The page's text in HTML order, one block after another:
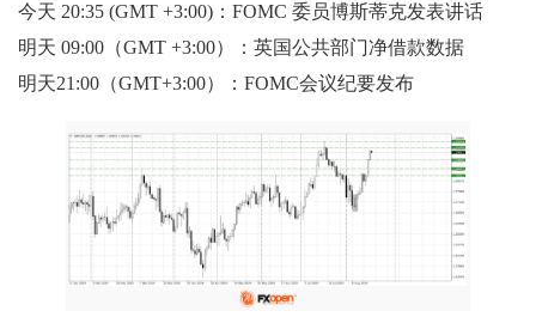
今天 20:35 (GMT +3:00)：FOMC 委员博斯蒂克发表讲话
明天 09:00（GMT +3:00）：英国公共部门净借款数据
明天21:00（GMT+3:00）：FOMC会议纪要发布